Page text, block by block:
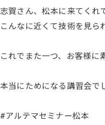
志賀さん、松本に来てくれ
こんなに近くて技術を見ら
これでまた一つ、お客様に
本当にためになる講習会で
#アルテマセミナー松本